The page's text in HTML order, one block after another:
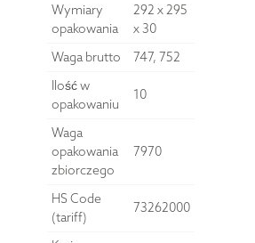
Wymiary
opakowania
292 x 295
x 30
Waga brutto
747, 752
Ilość w
opakowaniu
10
Waga
opakowania
zbiorczego
7970
HS Code
(tariff)
73262000